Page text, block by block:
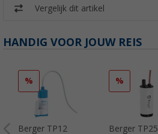
Vergelijk dit artikel
HANDIG VOOR JOUW REIS
%
Berger TP12
%
Berger TP25